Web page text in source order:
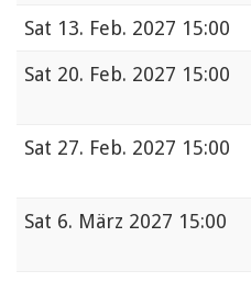
Sat 13. Feb. 2027 15:00
Sat 20. Feb. 2027 15:00
Sat 27. Feb. 2027 15:00
Sat 6. März 2027 15:00